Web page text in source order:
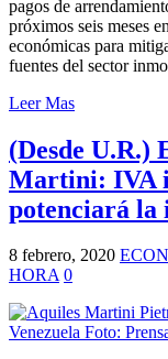
pagos de
próximos seis meses
económicas para
fuentes del sector
Leer Mas
(Desde U.R.)
Martini: IVA
potenciará la
8 febrero, 2020
HORA 0